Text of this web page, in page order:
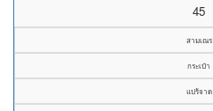
45
สามเณร
กระเป๋า
แปร้จาด